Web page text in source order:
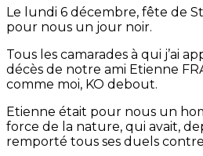
Le lundi 6 décembre, fête de
pour nous un jour noir.
Tous les camarades à qui j’ai
décès de notre ami Etienne
comme moi, KO debout.
Etienne était pour nous un
force de la nature, qui avait,
remporté tous ses duels